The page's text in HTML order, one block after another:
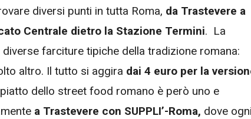
diversi punti in tutta Roma, da Trastevere a
Centrale dietro la Stazione Termini. La
farciture tipiche della tradizione romana:
altro. Il tutto si aggira dai 4 euro per la
dello street food romano è però uno e
a Trastevere con SUPPLI’-Roma, dove